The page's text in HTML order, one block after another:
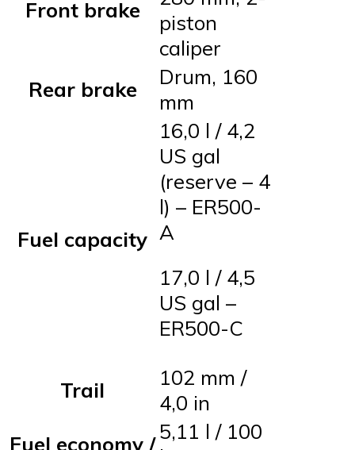
Front brake
piston
caliper
Rear brake
Drum, 160
mm
Fuel capacity
16,0 l / 4,2
US gal
(reserve – 4
l) – ER500-
A
17,0 l / 4,5
US gal –
ER500-C
Trail
102 mm /
4,0 in
Fuel economy /5,11 l / 100